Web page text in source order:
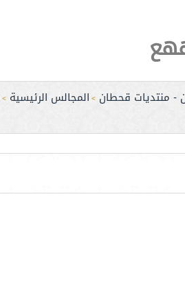
منتديات قحطان > المجالس الرئيسية >